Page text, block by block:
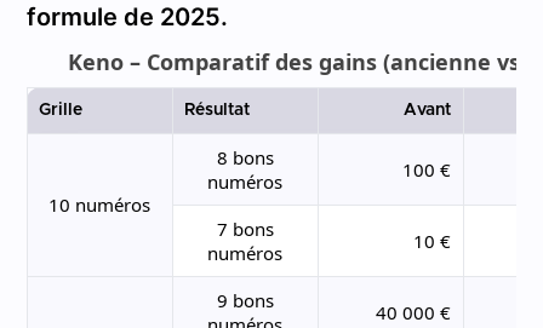
formule de 2025.
Keno – Comparatif des gains (ancienne vs
Grille Résultat Avant
10 numéros
8 bons
numéros
100 €
7 bons
numéros
10 €
9 bons
40 000 €